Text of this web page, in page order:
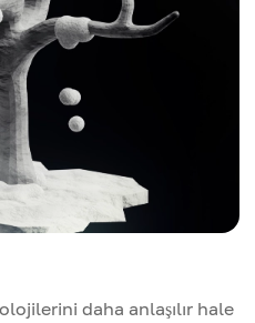
daha anlaşılır hale